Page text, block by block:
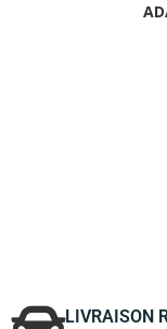
LIVRAISON